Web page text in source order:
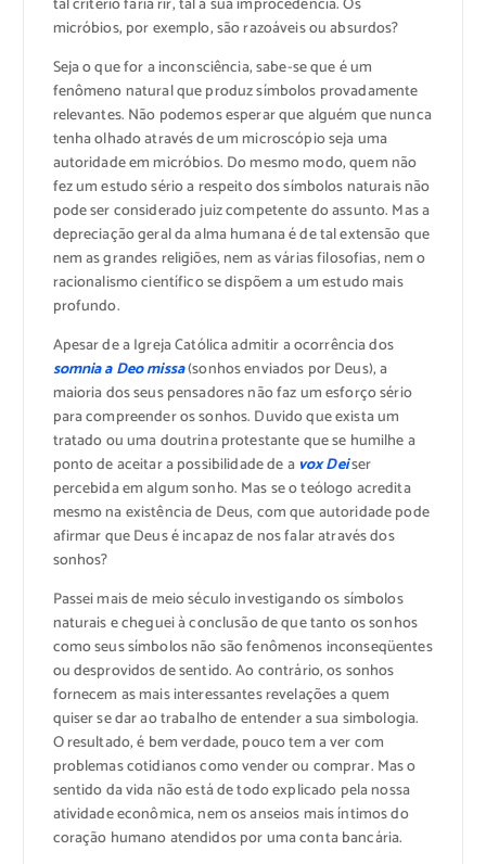
tal critério faria rir, tal a sua improcedência. Os
micróbios, por exemplo, são razoáveis ou absurdos?
Seja o que for a inconsciência, sabe-se que é um
fenômeno natural que produz símbolos provadamente
relevantes. Não podemos esperar que alguém que nunca
tenha olhado através de um microscópio seja uma
autoridade em micróbios. Do mesmo modo, quem não
fez um estudo sério a respeito dos símbolos naturais não
pode ser considerado juiz competente do assunto. Mas a
depreciação geral da alma humana é de tal extensão que
nem as grandes religiões, nem as várias filosofias, nem o
racionalismo científico se dispõem a um estudo mais
profundo.
Apesar de a Igreja Católica admitir a ocorrência dos
somnia a Deo missa(sonhos enviados por Deus), a
maioria dos seus pensadores não faz um esforço sério
para compreender os sonhos. Duvido que exista um
tratado ou uma doutrina protestante que se humilhe a
ponto de aceitar a possibilidade de avox Deiser
percebida em algum sonho. Mas se o teólogo acredita
mesmo na existência de Deus, com que autoridade pode
afirmar que Deus é incapaz de nos falar através dos
sonhos?
Passei mais de meio século investigando os símbolos
naturais e cheguei à conclusão de que tanto os sonhos
como seus símbolos não são fenômenos inconseqüentes
ou desprovidos de sentido. Ao contrário, os sonhos
fornecem as mais interessantes revelações a quem
quiser se dar ao trabalho de entender a sua simbologia.
O resultado, é bem verdade, pouco tem a ver com
problemas cotidianos como vender ou comprar. Mas o
sentido da vida não está de todo explicado pela nossa
atividade econômica, nem os anseios mais íntimos do
coração humano atendidos por uma conta bancária.